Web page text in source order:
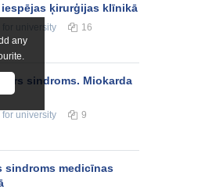
any
ķirurģijas klīnikā
for university 16
sindroms. Miokarda
for university 9
sindroms medicīnas